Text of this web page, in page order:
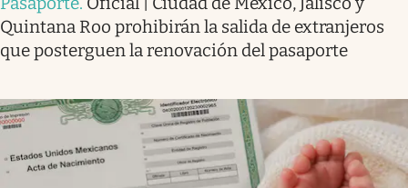
Quintana Roo prohibirán la salida de extranjeros
que posterguen la renovación del pasaporte